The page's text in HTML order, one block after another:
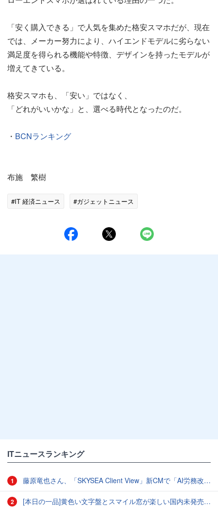
「安く購入できる」で人気を集めた格安スマホだが、現在
では、メーカー努力により、ハイエンドモデルに劣らない
満足度を得られる機能や特徴、デザインを持ったモデルが
増えてきている。
格安スマホも、「安い」ではなく、
「どれがいいかな」と、選べる時代となったのだ。
・ BCNランキング
布施 繁樹
#IT 経済ニュース #ガジェットニュース
ITニュースランキング
1 藤原竜也さん、「SKYSEA Client View」新CMで「AI労務改善」をアピール 働き方をAIが分析したら「すぐに休んで」と言われる？
2 [本日の一品]黄色い文字盤とスマイル窓が楽しい国内未発売のCASIO「AMW-880D」